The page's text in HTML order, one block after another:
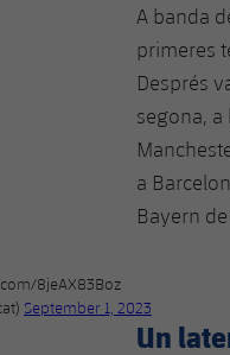
A banda
primeres
Després
segona, a
a
Bayern
8jeAX83Boz
September 1, 2023
Un